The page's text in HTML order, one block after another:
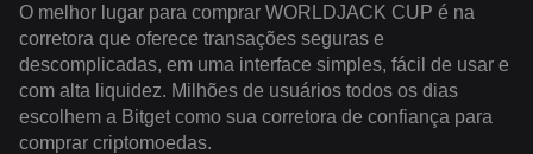
O melhor lugar para comprar WORLDJACK CUP é na
corretora que oferece transações seguras e
descomplicadas, em uma interface simples, fácil de usar e
com alta liquidez. Milhões de usuários todos os dias
escolhem a Bitget como sua corretora de confiança para
comprar criptomoedas.